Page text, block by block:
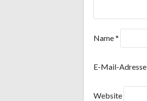
Name*
E-Mail-Adresse
Website